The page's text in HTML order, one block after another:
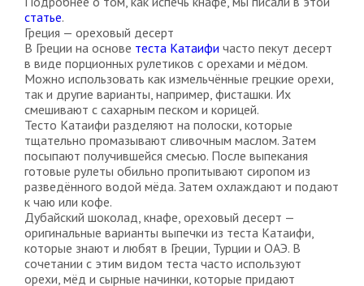
статье.
Греция — ореховый десерт
В Греции на основе теста Катаифи часто пекут десерт
в виде порционных рулетиков с орехами и мёдом.
Можно использовать как измельчённые грецкие орехи,
так и другие варианты, например, фисташки. Их
смешивают с сахарным песком и корицей.
Тесто Катаифи разделяют на полоски, которые
тщательно промазывают сливочным маслом. Затем
посыпают получившейся смесью. После выпекания
готовые рулеты обильно пропитывают сиропом из
разведённого водой мёда. Затем охлаждают и подают
к чаю или кофе.
Дубайский шоколад, кнафе, ореховый десерт —
оригинальные варианты выпечки из теста Катаифи,
которые знают и любят в Греции, Турции и ОАЭ. В
сочетании с этим видом теста часто используют
орехи, мёд и сырные начинки, которые придают